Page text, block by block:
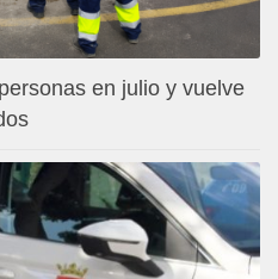
en julio y vuelve